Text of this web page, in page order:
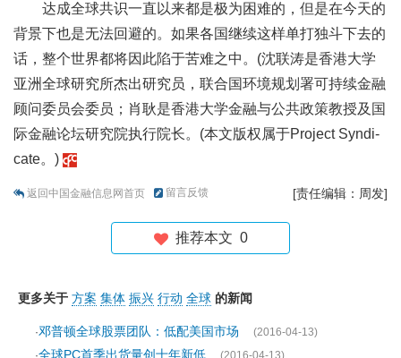
达成全球共识一直以来都是极为困难的，但是在今天的
背景下也是无法回避的。如果各国继续这样单打独斗下去的
话，整个世界都将因此陷于苦难之中。(沈联涛是香港大学
亚洲全球研究所杰出研究员，联合国环境规划署可持续金融
顾问委员会委员；肖耿是香港大学金融与公共政策教授及国
际金融论坛研究院执行院长。(本文版权属于Project Syndi-
cate。)
返回中国金融信息网首页 留言反馈 [责任编辑：周发]
推荐本文 0
更多关于 方案 集体 振兴 行动 全球 的新闻
·邓普顿全球股票团队：低配美国市场
(2016-04-13)
全球PC首季出货量创十年新低